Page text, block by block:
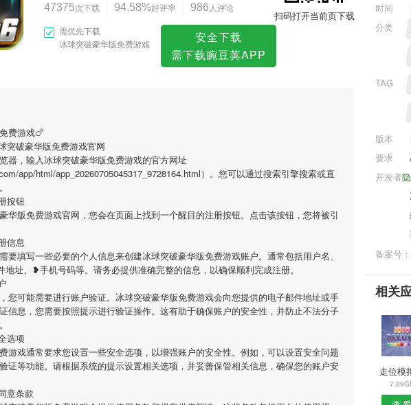
47375次下载 94.58%好评率 986 人评论
需优先下载
冰球突破豪华版免费游戏
安全下载
需下载豌豆荚APP
扫码打开当前页下载
费游戏🍗
突破豪华版免费游戏官网
器，输入冰球突破豪华版免费游戏的官方网址
app/html/app_20260705045317_9728164.html）。您可以通过搜索引擎搜索或直
按钮
华版免费游戏官网，您会在页面上找到一个醒目的注册按钮。点击该按钮，您将被引
信息
要填写一些必要的个人信息来创建冰球突破豪华版免费游戏账户。通常包括用户名、
址、❥手机号码等。请务必提供准确完整的信息，以确保顺利完成注册。
您可能需要进行账户验证。冰球突破豪华版免费游戏会向您提供的电子邮件地址或手
信息，您需要按照提示进行验证操作。这有助于确保账户的安全性，并防止不法分子
选项
游戏通常要求您设置一些安全选项，以增强账户的安全性。例如，可以设置安全问题
证等功能。请根据系统的提示设置相关选项，并妥善保管相关信息，确保您的账户安
意条款
时间
分类
TAG
版本
要求
开发者
备案号
相关
走位模